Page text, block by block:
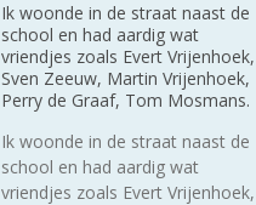
Ik woonde in de straat naast de
school en had aardig wat
vriendjes zoals Evert Vrijenhoek,
Sven Zeeuw, Martin Vrijenhoek,
Perry de Graaf, Tom Mosmans.
Ik woonde in de straat naast de
school en had aardig wat
vriendjes zoals Evert Vrijenhoek,